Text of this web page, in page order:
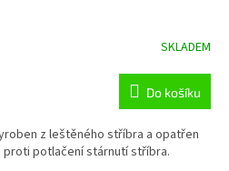
R
M
A
SKLADEM
Do košíku
z leštěného stříbra a opatřen
potlačení stárnutí stříbra.